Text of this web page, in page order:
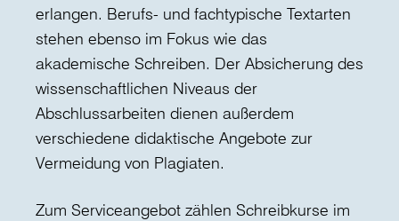
erlangen. Berufs- und fachtypische Textarten
stehen ebenso im Fokus wie das
akademische Schreiben. Der Absicherung des
wissenschaftlichen Niveaus der
Abschlussarbeiten dienen außerdem
verschiedene didaktische Angebote zur
Vermeidung von Plagiaten.
Zum Serviceangebot zählen Schreibkurse im